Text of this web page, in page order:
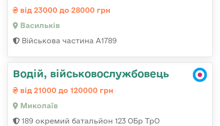
від 23000 до 28000 грн
Васильків
Військова частина А1789
Водій, військовослужбовець
від 21000 до 120000 грн
Миколаїв
189 окремий батальйон 123 ОБр ТрО